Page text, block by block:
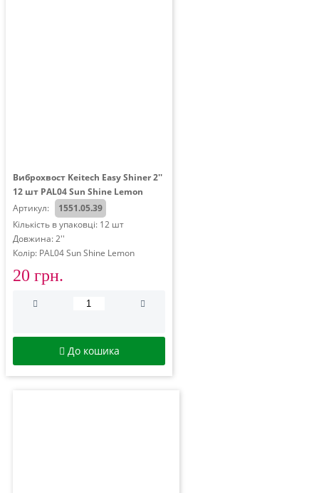
Виброхвост Keitech Easy Shiner 2''
12 шт PAL04 Sun Shine Lemon
Артикул:
1551.05.39
Кількість в упаковці: 12 шт
Довжина: 2''
Колір: PAL04 Sun Shine Lemon
20 грн.
До кошика